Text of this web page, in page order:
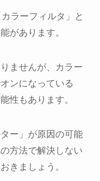
ラーフィルタ」と
があります。
ませんが、カラー
ンになっている
性もあります。
ー」が原因の可能
方法で解決しない
きましょう。